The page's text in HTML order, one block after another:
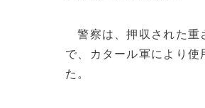
警察は、押収された重
で、カタール軍により
た。